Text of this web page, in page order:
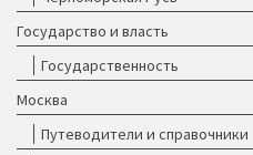
Государство и власть
Государственность
Москва
Путеводители и справочники